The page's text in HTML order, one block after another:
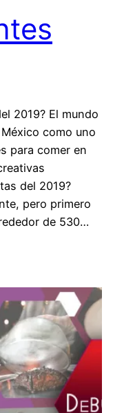
2019? El mundo
como uno
para comer en
del 2019?
pero primero
de 530…